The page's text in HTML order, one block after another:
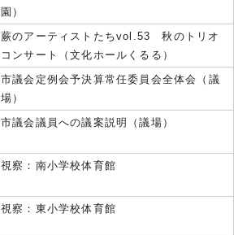
園）
蕨のアーティストたちvol.53 秋のトリオ
コンサート（文化ホールくるる）
市議会定例会予決算常任委員会全体会（議
場）
市議会議員への議案説明（議場）
視察：南小学校体育館
視察：東小学校体育館